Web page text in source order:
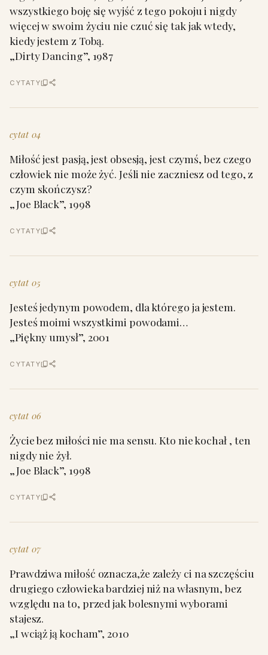
wszystkiego boję się wyjść z tego pokoju i nigdy
więcej w swoim życiu nie czuć się tak jak wtedy,
kiedy jestem z Tobą.
„Dirty Dancing”, 1987
CYTATY
cytat 04
Miłość jest pasją, jest obsesją, jest czymś, bez czego
człowiek nie może żyć. Jeśli nie zaczniesz od tego, z
czym skończysz?
„Joe Black”, 1998
CYTATY
cytat 05
Jesteś jedynym powodem, dla którego ja jestem.
Jesteś moimi wszystkimi powodami…
„Piękny umysł”, 2001
CYTATY
cytat 06
Życie bez miłości nie ma sensu. Kto nie kochał , ten
nigdy nie żył.
„Joe Black”, 1998
CYTATY
cytat 07
Prawdziwa miłość oznacza,że zależy ci na szczęściu
drugiego człowieka bardziej niż na własnym, bez
względu na to, przed jak bolesnymi wyborami
stajesz.
„I wciąż ją kocham”, 2010